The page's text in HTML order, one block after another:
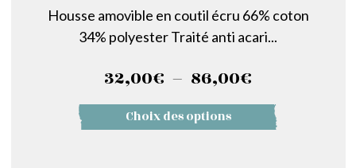
Housse amovible en coutil écru 66% coton
34% polyester Traité anti acari...
32,00€ – 86,00€
de
prix :
Choix des options